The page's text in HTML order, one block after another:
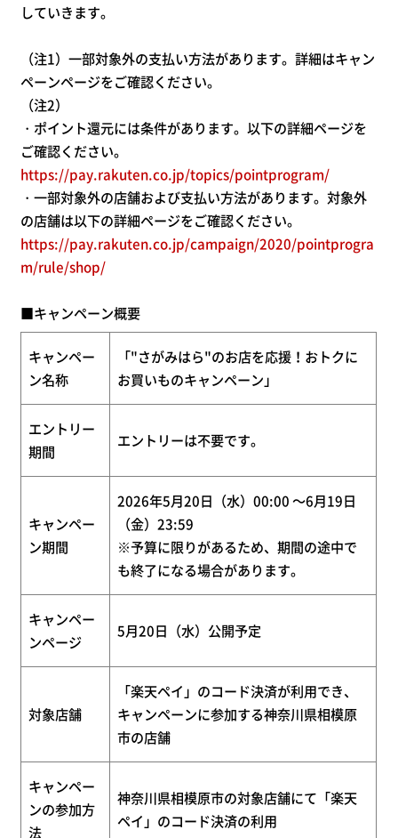
していきます。
（注1）一部対象外の支払い方法があります。詳細はキャン
ペーンページをご確認ください。
（注2）
・ポイント還元には条件があります。以下の詳細ページを
ご確認ください。
https://pay.rakuten.co.jp/topics/pointprogram/
・一部対象外の店舗および支払い方法があります。対象外
の店舗は以下の詳細ページをご確認ください。
https://pay.rakuten.co.jp/campaign/2020/pointprogra
m/rule/shop/
■キャンペーン概要
キャンペー
ン名称
「"さがみはら"のお店を応援！おトクに
お買いものキャンペーン」
エントリー
期間
エントリーは不要です。
キャンペー
ン期間
2026年5月20日（水）00:00～6月19日
（金）23:59
※予算に限りがあるため、期間の途中で
も終了になる場合があります。
キャンペー
ンページ
5月20日（水）公開予定
対象店舗
「楽天ペイ」のコード決済が利用でき、
キャンペーンに参加する神奈川県相模原
市の店舗
キャンペー
ンの参加方
法
神奈川県相模原市の対象店舗にて「楽天
ペイ」のコード決済の利用